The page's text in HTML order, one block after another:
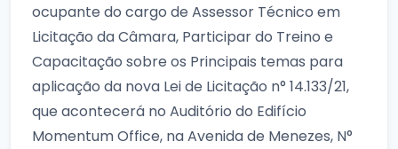
ocupante do cargo de Assessor Técnico em
Licitação da Câmara, Participar do Treino e
Capacitação sobre os Principais temas para
aplicação da nova Lei de Licitação n° 14.133/21,
que acontecerá no Auditório do Edifício
Momentum Office, na Avenida de Menezes, N°